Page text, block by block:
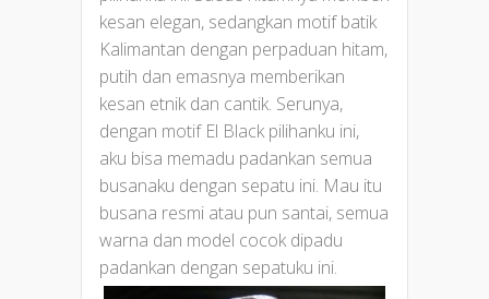
kesan elegan, sedangkan motif batik
Kalimantan dengan perpaduan hitam,
putih dan emasnya memberikan
kesan etnik dan cantik. Serunya,
dengan motif El Black pilihanku ini,
aku bisa memadu padankan semua
busanaku dengan sepatu ini. Mau itu
busana resmi atau pun santai, semua
warna dan model cocok dipadu
padankan dengan sepatuku ini.